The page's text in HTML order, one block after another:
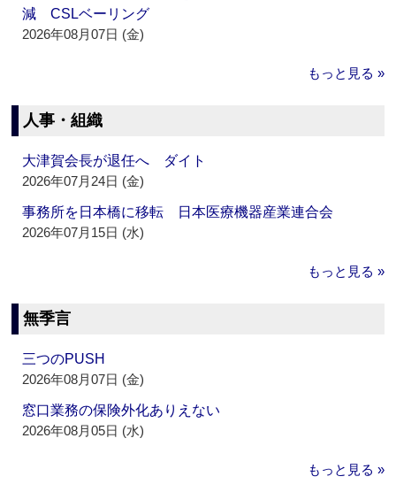
減 CSLベーリング
2026年08月07日 (金)
もっと見る »
人事・組織
大津賀会長が退任へ ダイト
2026年07月24日 (金)
事務所を日本橋に移転 日本医療機器産業連合会
2026年07月15日 (水)
もっと見る »
無季言
三つのPUSH
2026年08月07日 (金)
窓口業務の保険外化ありえない
2026年08月05日 (水)
もっと見る »